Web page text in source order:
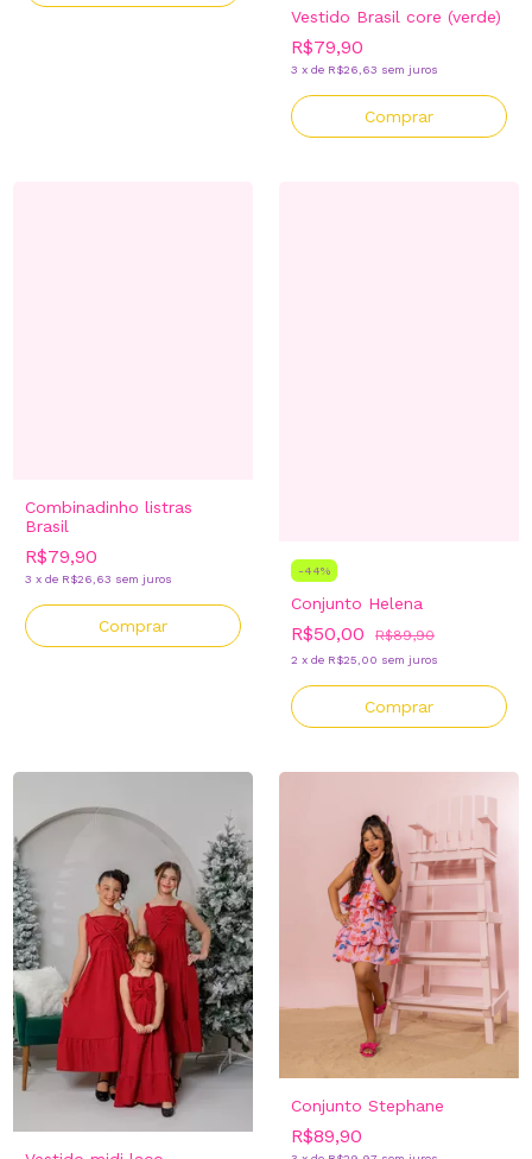
Vestido Brasil core (verde)
R$79,90
3 x de R$26,63 sem juros
Comprar
Combinadinho listras
Brasil
R$79,90
3 x de R$26,63 sem juros
Comprar
-44%
Conjunto Helena
R$50,00 R$89,90
2 x de R$25,00 sem juros
Comprar
Conjunto Stephane
R$89,90